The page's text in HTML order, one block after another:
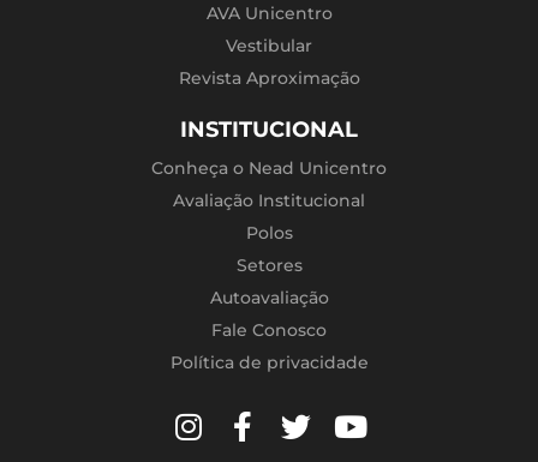
AVA Unicentro
Vestibular
Revista Aproximação
INSTITUCIONAL
Conheça o Nead Unicentro
Avaliação Institucional
Polos
Setores
Autoavaliação
Fale Conosco
Política de privacidade